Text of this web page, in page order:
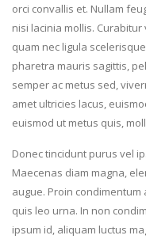
orci convallis et. Nullam
nisi lacinia mollis.
quam nec ligula
pharetra mauris sagittis,
semper ac metus sed,
amet ultricies lacus,
euismod ut metus quis,
Donec tincidunt purus vel
Maecenas diam magna,
augue. Proin
quis leo urna. In non
ipsum id, aliquam luctus